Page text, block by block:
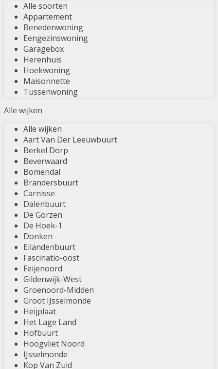
Alle soorten
Appartement
Benedenwoning
Eengezinswoning
Garagebox
Herenhuis
Hoekwoning
Maisonnette
Tussenwoning
Alle wijken
Alle wijken
Aart Van Der Leeuwbuurt
Berkel Dorp
Beverwaard
Bomendal
Brandersbuurt
Carnisse
Dalenbuurt
De Gorzen
De Hoek-1
Donken
Eilandenbuurt
Fascinatio-oost
Feijenoord
Gildenwijk-West
Groenoord-Midden
Groot IJsselmonde
Heijplaat
Het Lage Land
Hofbuurt
Hoogvliet Noord
IJsselmonde
Kop Van Zuid